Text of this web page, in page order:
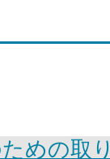
めの取